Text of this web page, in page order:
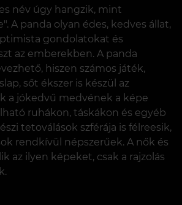
név úgy hangzik, mint
A panda olyan édes, kedves állat,
gondolatokat és
az emberekben. A panda
hiszen számos játék,
sőt ékszer is készül az
a jókedvű medvének a képe
ruhákon, táskákon és egyéb
tetoválások szférája is félreesik,
rendkívül népszerűek. A nők és
az ilyen képeket, csak a rajzolás